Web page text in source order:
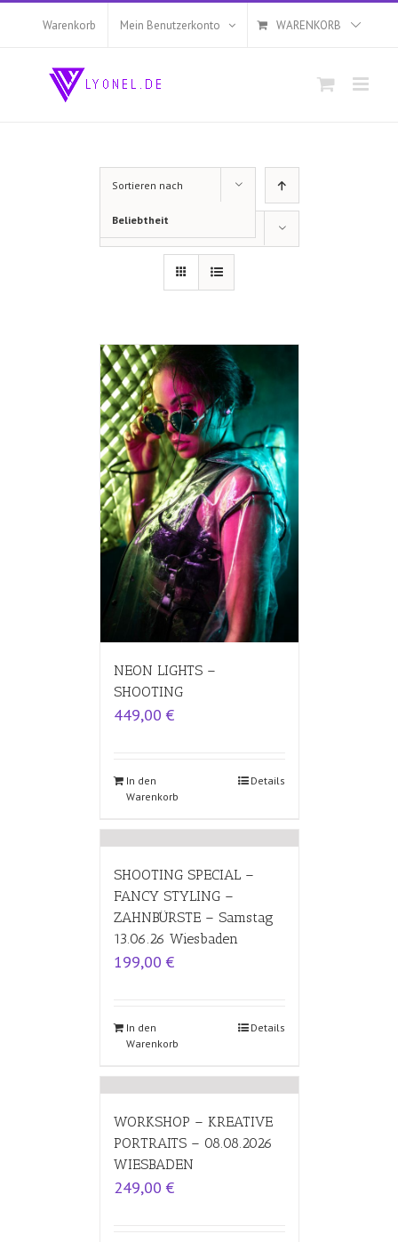
Zum
Warenkorb Mein Benutzerkonto WARENKORB
Sortieren nach
Beliebtheit
NEON LIGHTS –
SHOOTING
449,00 €
In den
Warenkorb
Details
SHOOTING SPECIAL –
FANCY STYLING –
ZAHNBÜRSTE – Samstag
13.06.26 Wiesbaden
199,00 €
In den
Warenkorb
Details
WORKSHOP – KREATIVE
PORTRAITS – 08.08.2026
WIESBADEN
249,00 €